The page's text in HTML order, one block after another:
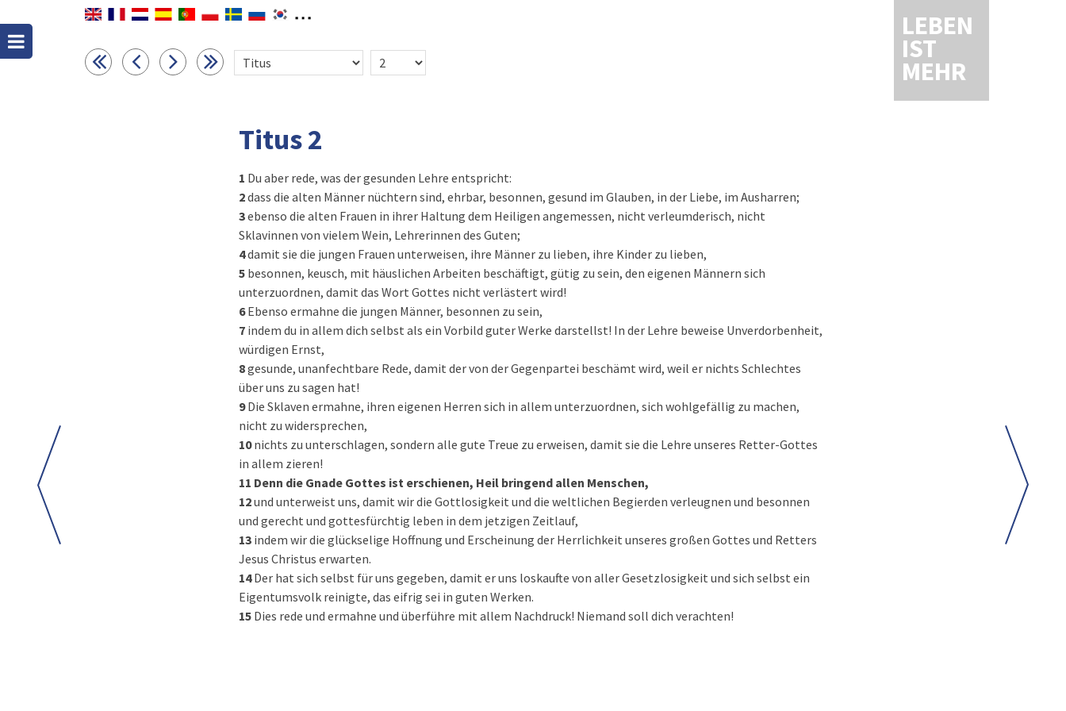
LEBEN
IST
MEHR
Titus 2
1 Du aber rede, was der gesunden Lehre entspricht:
2dass die alten Männer nüchtern sind, ehrbar, besonnen, gesund im Glauben, in der Liebe, im Ausharren;
3ebenso die alten Frauen in ihrer Haltung dem Heiligen angemessen, nicht verleumderisch, nicht
Sklavinnen von vielem Wein, Lehrerinnen des Guten;
4damit sie die jungen Frauen unterweisen, ihre Männer zu lieben, ihre Kinder zu lieben,
5 besonnen, keusch, mit häuslichen Arbeiten beschäftigt, gütig zu sein, den eigenen Männern sich
unterzuordnen, damit das Wort Gottes nicht verlästert wird!
6Ebenso ermahne die jungen Männer, besonnen zu sein,
7 indem du in allem dich selbst als ein Vorbild guter Werke darstellst! In der Lehre beweise Unverdorbenheit,
würdigen Ernst,
8gesunde, unanfechtbare Rede, damit der von der Gegenpartei beschämt wird, weil er nichts Schlechtes
über uns zu sagen hat!
9Die Sklaven ermahne, ihren eigenen Herren sich in allem unterzuordnen, sich wohlgefällig zu machen,
nicht zu widersprechen,
10nichts zu unterschlagen, sondern alle gute Treue zu erweisen, damit sie die Lehre unseres Retter-Gottes
in allem zieren!
11 Denn die Gnade Gottes ist erschienen, Heil bringend allen Menschen,
12und unterweist uns, damit wir die Gottlosigkeit und die weltlichen Begierden verleugnen und besonnen
und gerecht und gottesfürchtig leben in dem jetzigen Zeitlauf,
13 indem wir die glückselige Hoffnung und Erscheinung der Herrlichkeit unseres großen Gottes und Retters
Jesus Christus erwarten.
14Der hat sich selbst für uns gegeben, damit er uns loskaufte von aller Gesetzlosigkeit und sich selbst ein
Eigentumsvolk reinigte, das eifrig sei in guten Werken.
15 Dies rede und ermahne und überführe mit allem Nachdruck! Niemand soll dich verachten!